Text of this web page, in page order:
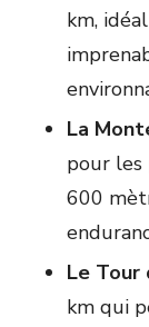
km,
La
pour les
600
Le Tour
km qui